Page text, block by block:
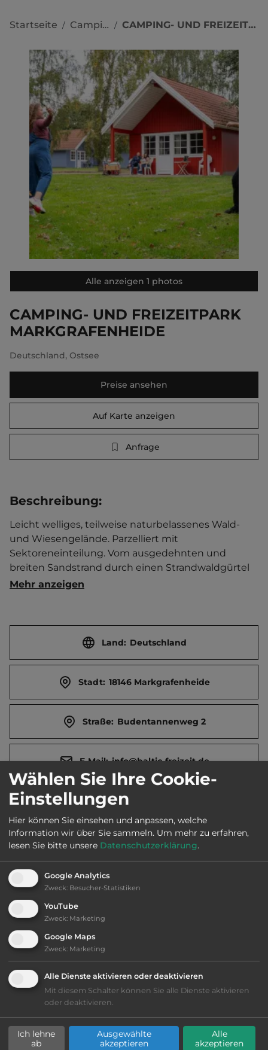
Startseite / Campingplätze / CAMPING- UND FREIZEITPARK MARKGRAFENHEIDE
Alle anzeigen 1 photos
CAMPING- UND FREIZEITPARK
MARKGRAFENHEIDE
Deutschland, Ostsee
Preise ansehen
Auf Karte anzeigen
Anfrage
Beschreibung:
Leicht welliges, teilweise naturbelassenes Wald-
und Wiesengelände. Parzelliert mit
Sektoreneinteilung. Vom ausgedehnten und
breiten Sandstrand durch einen Strandwaldgürtel
getrennt. Generell werden Jugendliche und
Reservierung empfohlen. Bungalow-Anlage.
Hundedusche. Ferienwohnung. Separater
entfernt. Touristen-/Dauerstellplätze 1000/260.
Mittagsruhe 13-15 Uhr.
Mehr anzeigen
Land: Deutschland
Stadt: 18146 Markgrafenheide
Straße: Budentannenweg 2
E-Mail: info@baltic-freizeit.de
Webseite: www.baltic-freizeit.de
280.000 2
Öffnungszeiten:
Telefon:
Sehenswürdigkeiten:
Rostock mit Hanse Sail. Warnemünde alter Hafen.
Doberaner Münster. Karls Erdbeerhof.
Wählen Sie Ihre Cookie-
Einstellungen
Hier können Sie einsehen und anpassen, welche
Information wir über Sie sammeln. Um mehr zu erfahren,
lesen Sie bitte unsere Datenschutzerklärung.
Google Analytics
Zweck: Besucher-Statistiken
YouTube
Zweck: Marketing
Google Maps
Zweck: Marketing
Alle Dienste aktivieren oder deaktivieren
Mit diesem Schalter können Sie alle Dienste aktivieren
oder deaktivieren.
Ich lehne
ab
Ausgewählte
akzeptieren
Alle
akzeptieren